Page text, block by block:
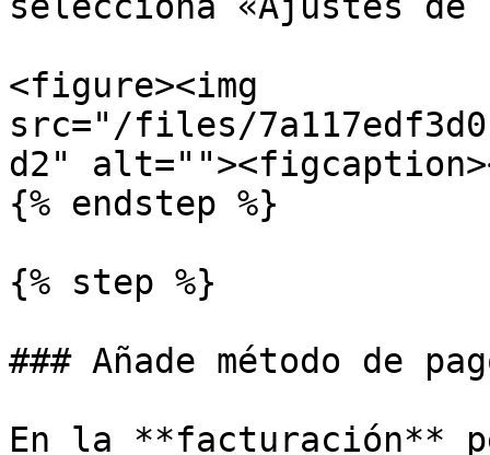
<figure><img
src="/files/
d2"
{% endstep %}
{% step %}
### Añade método de
En la **facturación**